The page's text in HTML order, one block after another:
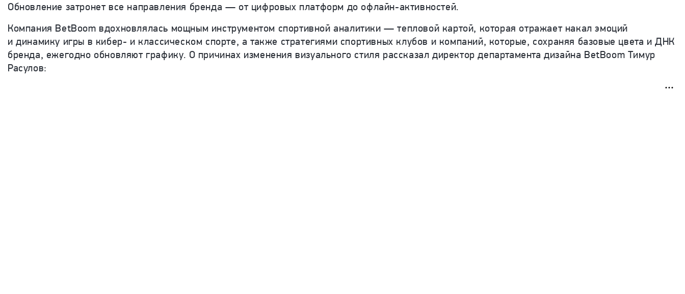
Обновление затронет все направления бренда — от цифровых платформ до офлайн-активностей.
Компания BetBoom вдохновлялась мощным инструментом спортивной аналитики — тепловой картой, которая отражает накал эмоций
и динамику игры в кибер- и классическом спорте, а также стратегиями спортивных клубов и компаний, которые, сохраняя базовые цвета и ДНК
бренда, ежегодно обновляют графику. О причинах изменения визуального стиля рассказал директор департамента дизайна BetBoom Тимур
Расулов: